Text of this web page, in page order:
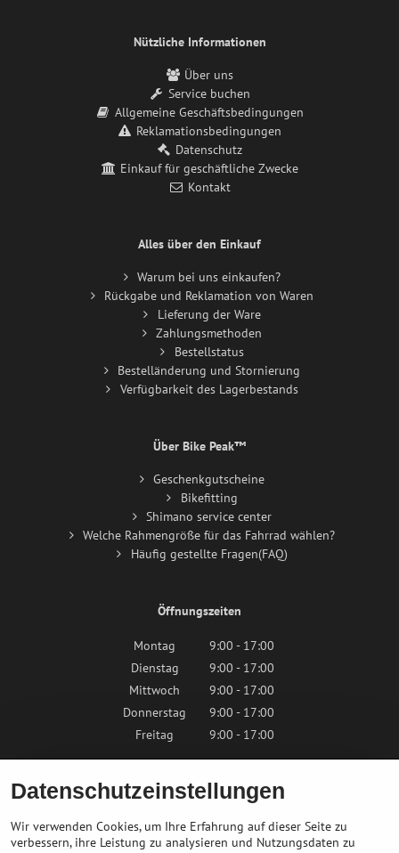
Nützliche Informationen
Über uns
Service buchen
Allgemeine Geschäftsbedingungen
Reklamationsbedingungen
Datenschutz
Einkauf für geschäftliche Zwecke
Kontakt
Alles über den Einkauf
Warum bei uns einkaufen?
Rückgabe und Reklamation von Waren
Lieferung der Ware
Zahlungsmethoden
Bestellstatus
Bestelländerung und Stornierung
Verfügbarkeit des Lagerbestands
Über Bike Peak™
Geschenkgutscheine
Bikefitting
Shimano service center
Welche Rahmengröße für das Fahrrad wählen?
Häufig gestellte Fragen(FAQ)
Öffnungszeiten
Montag
9:00 - 17:00
Dienstag
9:00 - 17:00
Mittwoch
9:00 - 17:00
Donnerstag
9:00 - 17:00
Freitag
9:00 - 17:00
Samstag
9:00 - 12:00
Sonntag
Geschlossen
Datenschutzeinstellungen
Wir verwenden Cookies, um Ihre Erfahrung auf dieser Seite zu
verbessern, ihre Leistung zu analysieren und Nutzungsdaten zu